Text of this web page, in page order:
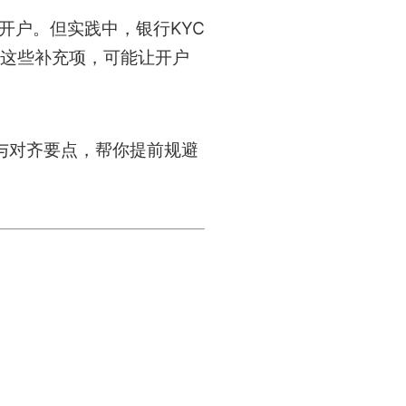
户。但实践中，银行KYC
些补充项，可能让开户
对齐要点，帮你提前规避